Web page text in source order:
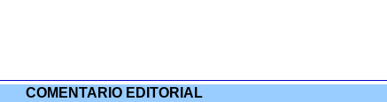
COMENTARIO EDITORIAL